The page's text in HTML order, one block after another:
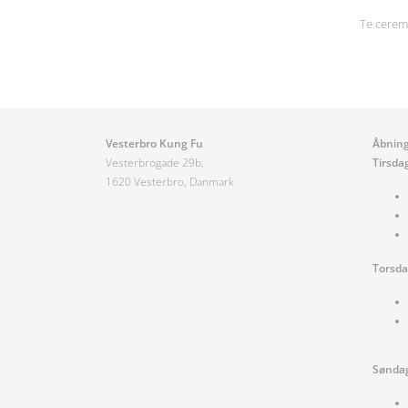
Te
Vesterbro Kung Fu
Vesterbrogade 29b,
1620 Vesterbro, Danmark